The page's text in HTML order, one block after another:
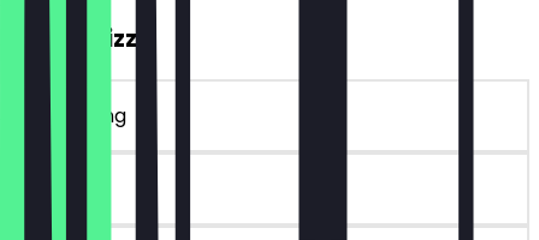
2voor1 Pizza
~€ 3 korting
30 dagen